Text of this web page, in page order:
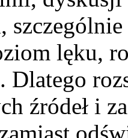
lęku,
Dlatego
źródeł i